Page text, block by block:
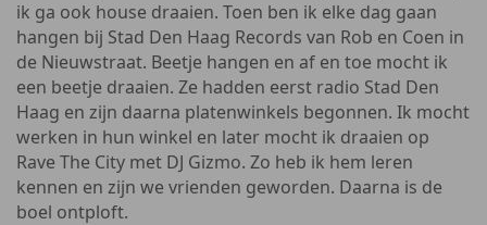
ik ga ook house draaien. Toen ben ik elke dag gaan
hangen bij Stad Den Haag Records van Rob en Coen in
de Nieuwstraat. Beetje hangen en af en toe mocht ik
een beetje draaien. Ze hadden eerst radio Stad Den
Haag en zijn daarna platenwinkels begonnen. Ik mocht
werken in hun winkel en later mocht ik draaien op
Rave The City met DJ Gizmo. Zo heb ik hem leren
kennen en zijn we vrienden geworden. Daarna is de
boel ontploft.